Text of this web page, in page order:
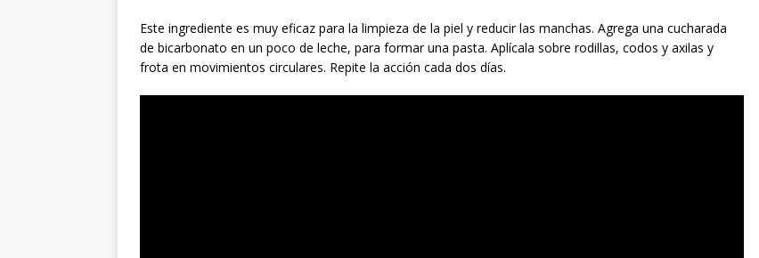
Este ingrediente es muy eficaz para la limpieza de la piel y reducir las manchas. Agrega una cucharada
de bicarbonato en un poco de leche, para formar una pasta. Aplícala sobre rodillas, codos y axilas y
frota en movimientos circulares. Repite la acción cada dos días.